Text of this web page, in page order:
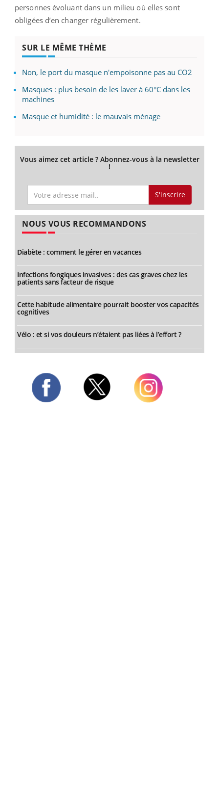
personnes évoluant dans un milieu où elles sont
obligées d’en changer régulièrement.
SUR LE MÊME THÈME
Non, le port du masque n'empoisonne pas au CO2
Masques : plus besoin de les laver à 60°C dans les
machines
Masque et humidité : le mauvais ménage
Vous aimez cet article ? Abonnez-vous à la newsletter
!
S'inscrire
NOUS VOUS RECOMMANDONS
Diabète : comment le gérer en vacances
Infections fongiques invasives : des cas graves chez les
patients sans facteur de risque
Cette habitude alimentaire pourrait booster vos capacités
cognitives
Vélo : et si vos douleurs n’étaient pas liées à l’effort ?